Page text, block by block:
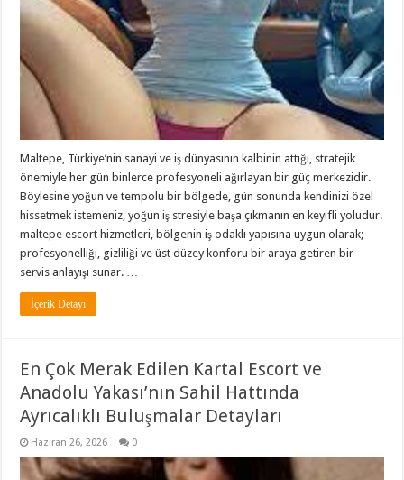
Maltepe, Türkiye’nin sanayi ve iş dünyasının kalbinin attığı, stratejik
önemiyle her gün binlerce profesyoneli ağırlayan bir güç merkezidir.
Böylesine yoğun ve tempolu bir bölgede, gün sonunda kendinizi özel
hissetmek istemeniz, yoğun iş stresiyle başa çıkmanın en keyifli yoludur.
maltepe escort hizmetleri, bölgenin iş odaklı yapısına uygun olarak;
profesyonelliği, gizliliği ve üst düzey konforu bir araya getiren bir
servis anlayışı sunar. …
İçerik Detayı
En Çok Merak Edilen Kartal Escort ve
Anadolu Yakası’nın Sahil Hattında
Ayrıcalıklı Buluşmalar Detayları
Haziran 26, 2026 0